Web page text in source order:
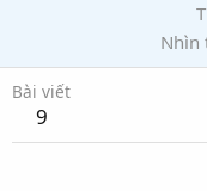
Nhìn
Bài viết
9